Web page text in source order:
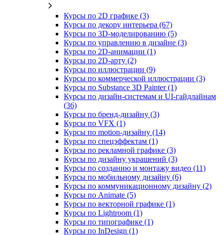
Курсы по 2D графике (3)
Курсы по декору интерьера (67)
Курсы по 3D‑моделированию (5)
Курсы по управлению в дизайне (3)
Курсы по 2D‑анимации (1)
Курсы по 2D‑арту (2)
Курсы по иллюстрации (9)
Курсы по коммерческой иллюстрации (3)
Курсы по Substance 3D Painter (1)
Курсы по дизайн-системам и UI-гайдлайнам
(36)
Курсы по бренд‑дизайну (3)
Курсы по VFX (1)
Курсы по motion-дизайну (14)
Курсы по спецэффектам (1)
Курсы по рекламной графике (3)
Курсы по дизайну украшений (3)
Курсы по созданию и монтажу видео (11)
Курсы по мобильному дизайну (6)
Курсы по коммуникационному дизайну (2)
Курсы по Animate (5)
Курсы по векторной графике (1)
Курсы по Lightroom (1)
Курсы по типографике (1)
Курсы по InDesign (1)